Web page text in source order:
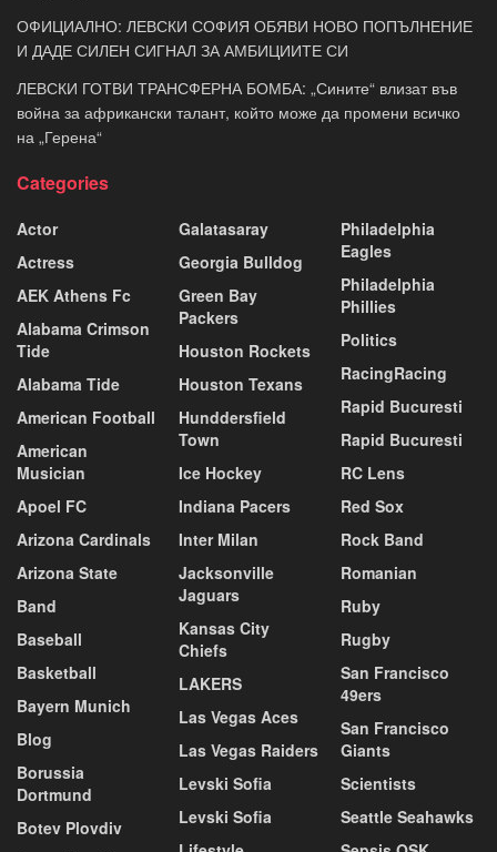
ОФИЦИАЛНО: ЛЕВСКИ СОФИЯ ОБЯВИ НОВО ПОПЪЛНЕНИЕ
И ДАДЕ СИЛЕН СИГНАЛ ЗА АМБИЦИИТЕ СИ
ЛЕВСКИ ГОТВИ ТРАНСФЕРНА БОМБА: „Сините“ влизат във
война за африкански талант, който може да промени всичко
на „Герена“
Categories
Actor
Actress
AEK Athens Fc
Alabama Crimson
Tide
Alabama Tide
American Football
American
Musician
Apoel FC
Arizona Cardinals
Arizona State
Band
Baseball
Basketball
Bayern Munich
Blog
Borussia
Dortmund
Botev Plovdiv
Galatasaray
Georgia Bulldog
Green Bay
Packers
Houston Rockets
Houston Texans
Hunddersfield
Town
Ice Hockey
Indiana Pacers
Inter Milan
Jacksonville
Jaguars
Kansas City
Chiefs
LAKERS
Las Vegas Aces
Las Vegas Raiders
Levski Sofia
Levski Sofia
Philadelphia
Eagles
Philadelphia
Phillies
Politics
RacingRacing
Rapid Bucuresti
Rapid Bucuresti
RC Lens
Red Sox
Rock Band
Romanian
Ruby
Rugby
San Francisco
49ers
San Francisco
Giants
Scientists
Seattle Seahawks